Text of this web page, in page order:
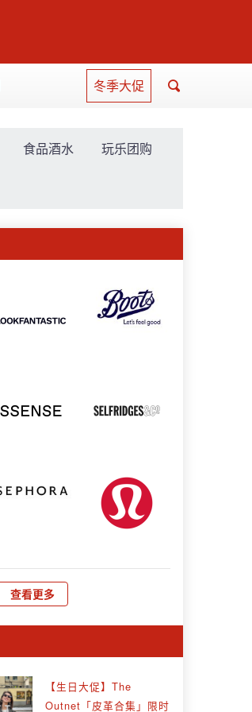
冬季大促
食品酒水 玩乐团购
查看更多
【生日大促】The
Outnet「皮革合集」限时